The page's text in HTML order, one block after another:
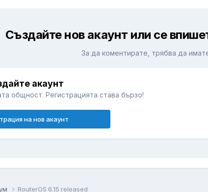
Създайте нов акаунт или се
За да коментирате, трябва да
акаунт
общност. Регистрацията става бързо!
на нов акаунт
RouterOS 6.15 released